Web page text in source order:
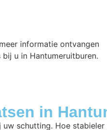
informatie ontvangen
bij u in Hantumeruitburen.
in
uw schutting. Hoe